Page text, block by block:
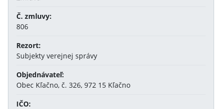
Č. zmluvy:
806
Rezort:
Subjekty verejnej správy
Objednávateľ:
Obec Kľačno, č. 326, 972 15 Kľačno
IČO: